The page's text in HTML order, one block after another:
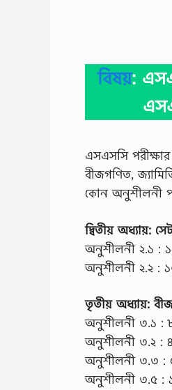
বিষয়:
এসএসসি
বীজগণিত,
কোন অনুশীলনী
দ্বিতীয় অধ্যায়:
অনুশীলনী ২.১ :
অনুশীলনী ২.২ :
তৃতীয় অধ্যায়:
অনুশীলনী ৩.১ :
অনুশীলনী ৩.২ :
অনুশীলনী ৩.৩ :
অনুশীলনী ৩.৫ :